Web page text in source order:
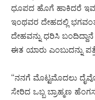
ಧೂಪದ ಹೊಗೆ ಹಾಕಿದರೆ
ಇಂಥವರ ದೇಹದಲ್ಲಿ
ದೇಹವನ್ನು ಧರಿಸಿ
ಈತ ಯಾರು ಎಂಬುದನ್ನು
“ನನಗೆ ಮೊಟ್ಟಮೊದಲು
ಸೇರಿದ ಒಬ್ಬ ಬ್ರಾಹ್ಮಣ